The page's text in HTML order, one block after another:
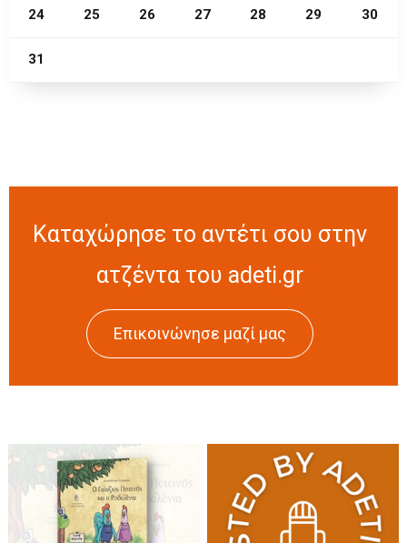
24 25 26 27 28 29 30
31
Καταχώρησε το αντέτι σου στην
ατζέντα του adeti.gr
Επικοινώνησε μαζί μας